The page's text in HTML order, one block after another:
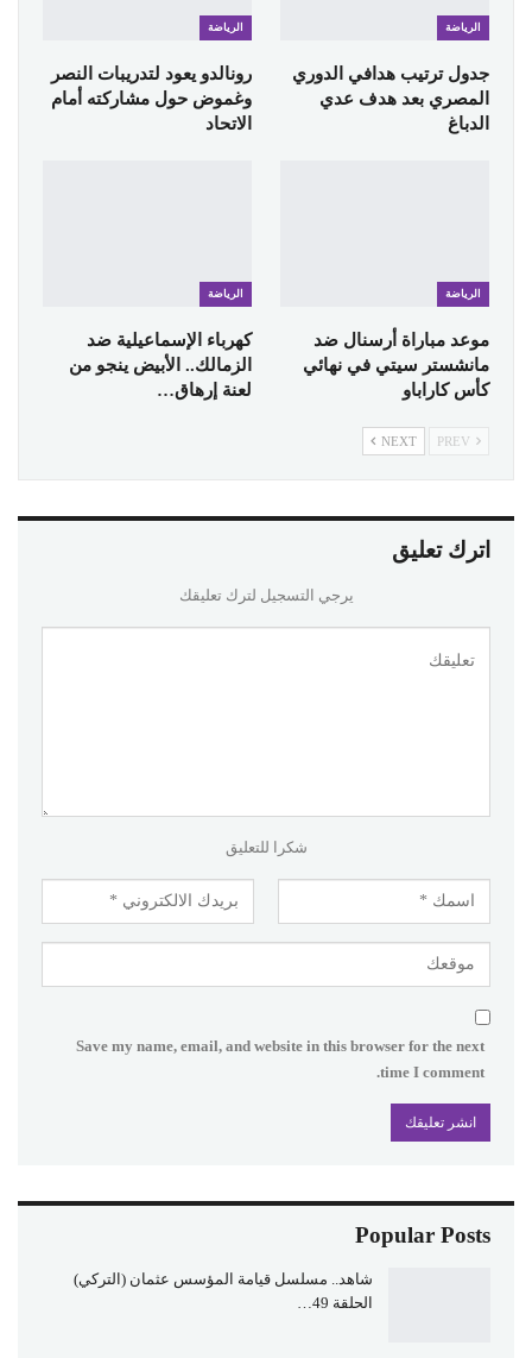
الرياضة
جدول ترتيب هدافي الدوري
المصري بعد هدف عدي
الدباغ
الرياضة
رونالدو يعود لتدريبات النصر
وغموض حول مشاركته أمام
الاتحاد
الرياضة
موعد مباراة أرسنال ضد
مانشستر سيتي في نهائي
كأس كاراباو
الرياضة
كهرباء الإسماعيلية ضد
الزمالك.. الأبيض ينجو من
لعنة إرهاق…
NEXT
اترك تعليق
يرجي التسجيل لترك تعليقك
شكرا للتعليق
Save my name, email, and website in this browser for the next
time I comment.
Popular Posts
شاهد.. مسلسل قيامة المؤسس عثمان (التركي)
الحلقة 49…